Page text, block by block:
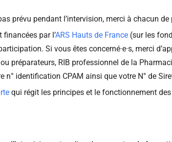
prévu pendant l’intervision, merci à chacun
par l’ARS Hauts de France (sur les
Si vous êtes concerné·e·s, merci
préparateurs, RIB professionnel de la
n° identification CPAM ainsi que votre N° de
qui régit les principes et le fonctionnement